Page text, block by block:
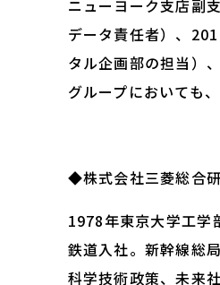
ニューヨーク支店副
データ責任者）、
タル企画部の担当）
グループにおいても
◆株式会社三菱総合
1978年東京大学工学
鉄道入社。新幹線総
科学技術政策、未来